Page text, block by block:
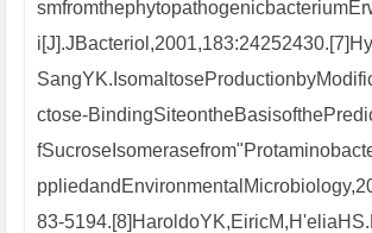
ctose-
83-